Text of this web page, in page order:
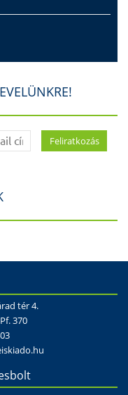
tér 4.
370